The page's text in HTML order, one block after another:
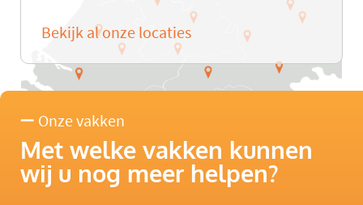
Bekijk al onze locaties
Onze vakken
Met welke vakken kunnen
wij u nog meer helpen?